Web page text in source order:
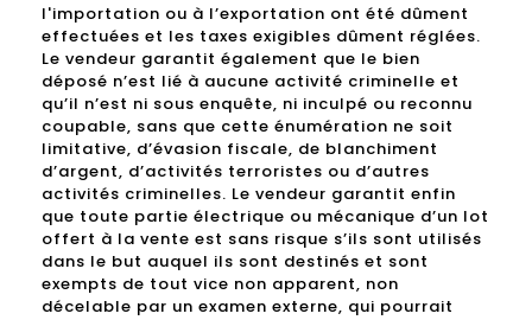
l'importation ou à l’exportation ont été dûment
effectuées et les taxes exigibles dûment réglées.
Le vendeur garantit également que le bien
déposé n’est lié à aucune activité criminelle et
qu’il n’est ni sous enquête, ni inculpé ou reconnu
coupable, sans que cette énumération ne soit
limitative, d’évasion fiscale, de blanchiment
d’argent, d’activités terroristes ou d’autres
activités criminelles. Le vendeur garantit enfin
que toute partie électrique ou mécanique d’un lot
offert à la vente est sans risque s’ils sont utilisés
dans le but auquel ils sont destinés et sont
exempts de tout vice non apparent, non
décelable par un examen externe, qui pourrait